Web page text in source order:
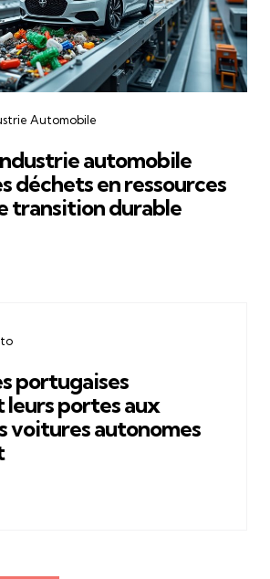
Automobile
automobile
déchets en ressources
transition durable
portugaises
portes aux
voitures autonomes